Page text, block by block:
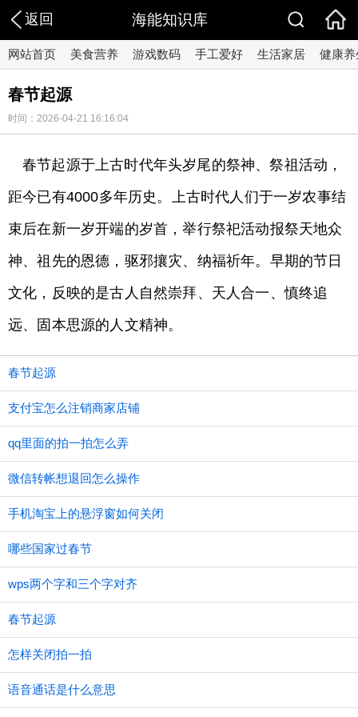
返回 海能知识库
网站首页 美食营养 游戏数码 手工爱好 生活家居 健康养
春节起源
时间：2026-04-21 16:16:04
春节起源于上古时代年头岁尾的祭神、祭祖活动，
距今已有4000多年历史。上古时代人们于一岁农事结
束后在新一岁开端的岁首，举行祭祀活动报祭天地众
神、祖先的恩德，驱邪攘灾、纳福祈年。早期的节日
文化，反映的是古人自然崇拜、天人合一、慎终追
远、固本思源的人文精神。
春节起源
支付宝怎么注销商家店铺
qq里面的拍一拍怎么弄
微信转帐想退回怎么操作
手机淘宝上的悬浮窗如何关闭
哪些国家过春节
wps两个字和三个字对齐
春节起源
怎样关闭拍一拍
语音通话是什么意思